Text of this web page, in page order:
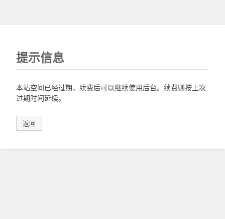
提示信息
本站空间已经过期，续费后可以继续使用后台。续费则按上次
过期时间延续。
返回